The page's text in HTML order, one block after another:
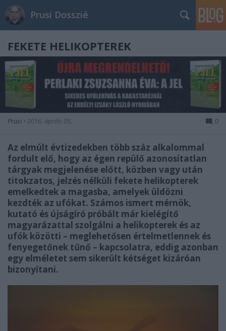
Prusi Dosszié
FEKETE HELIKOPTEREK
Prusi • 2016. április 05. 0
Az elmúlt évtizedekben több száz alkalommal
fordult elő, hogy az égen repülő azonosítatlan
tárgyak megjelenése előtt, közben vagy után
titokzatos, jelzés nélküli fekete helikopterek
emelkedtek a magasba, amelyek üldözni
kezdték az ufókat. Számos ismert mérnök,
kutató és újságíró próbált már kielégítő
magyarázattal szolgálni a helikopterek és az
ufók közötti – meglehetősen értelmetlennek és
fenyegetőnek tűnő – kapcsolatra, eddig azonban
egy elméletet sem sikerült kétséget kizáróan
bizonyítani.